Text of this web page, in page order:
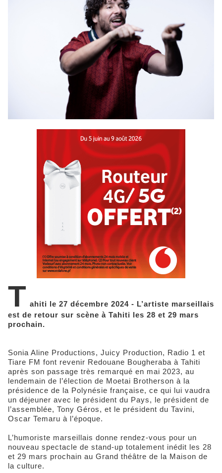
T ahiti le 27 décembre 2024 - L’artiste marseillais
est de retour sur scène à Tahiti les 28 et 29 mars
prochain.
Sonia Aline Productions, Juicy Production, Radio 1 et
Tiare FM font revenir Redouane Bougheraba à Tahiti
après son passage très remarqué en mai 2023, au
lendemain de l’élection de Moetai Brotherson à la
présidence de la Polynésie française, ce qui lui vaudra
un déjeuner avec le président du Pays, le président de
l’assemblée, Tony Géros, et le président du Tavini,
Oscar Temaru à l’époque.
L’humoriste marseillais donne rendez-vous pour un
nouveau spectacle de stand-up totalement inédit les 28
et 29 mars prochain au Grand théâtre de la Maison de
la culture.